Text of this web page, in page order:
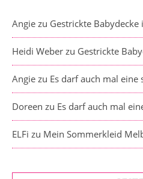
Angie zu Gestrickte
Heidi Weber zu Gestrickte
Angie zu Es darf auch mal eine
Doreen zu Es darf auch mal
ELFi zu Mein Sommerkleid